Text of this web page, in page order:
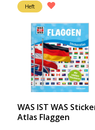
Heft
WAS IST WAS
Atlas Flaggen